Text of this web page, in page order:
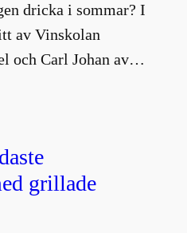
dricka i sommar? I
av Vinskolan
och Carl Johan av…
grillade